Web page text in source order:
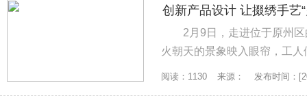
创新产品设计 让掇绣手艺
2月9日，走进位于原州
火朝天的景象映入眼帘，工
意想不到。...
阅读：1130 来源： 发布时间：